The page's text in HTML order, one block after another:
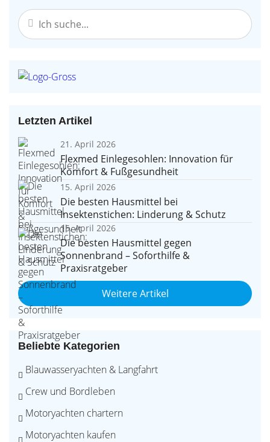
Letzten Artikel
21. April 2026
Flexmed Einlegesohlen: Innovation für
Komfort & Fußgesundheit
15. April 2026
Die besten Hausmittel bei
Insektenstichen: Linderung & Schutz
15. April 2026
Die besten Hausmittel gegen
Sonnenbrand – Soforthilfe &
Praxisratgeber
Weitere Artikel
Beliebte Kategorien
Blauwasseryachten & Langfahrt
Crew und Bordleben
Motoryachten chartern
Motoryachten kaufen